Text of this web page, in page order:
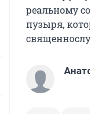
реальному
пузыря,